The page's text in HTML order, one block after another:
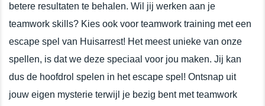
betere resultaten te behalen. Wil jij werken aan je
teamwork skills? Kies ook voor teamwork training met een
escape spel van Huisarrest! Het meest unieke van onze
spellen, is dat we deze speciaal voor jou maken. Jij kan
dus de hoofdrol spelen in het escape spel! Ontsnap uit
jouw eigen mysterie terwijl je bezig bent met teamwork